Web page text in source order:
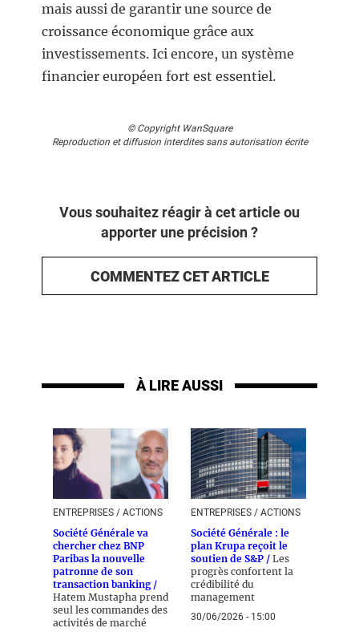
mais aussi de garantir une source de
croissance économique grâce aux
investissements. Ici encore, un système
financier européen fort est essentiel.
© Copyright WanSquare
Reproduction et diffusion interdites sans autorisation écrite
Vous souhaitez réagir à cet article ou
apporter une précision ?
COMMENTEZ CET ARTICLE
À LIRE AUSSI
ENTREPRISES / ACTIONS
Société Générale va
chercher chez BNP
Paribas la nouvelle
patronne de son
transaction banking /
Hatem Mustapha prend
seul les commandes des
activités de marché
ENTREPRISES / ACTIONS
Société Générale : le
plan Krupa reçoit le
soutien de S&P / Les
progrès confortent la
crédibilité du
management
30/06/2026 - 15:00